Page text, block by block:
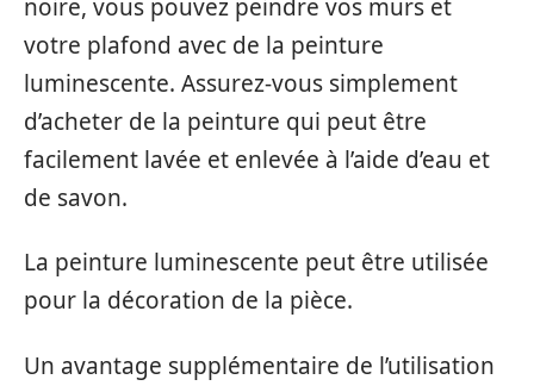
noire, vous pouvez peindre vos murs et
votre plafond avec de la peinture
luminescente. Assurez-vous simplement
d’acheter de la peinture qui peut être
facilement lavée et enlevée à l’aide d’eau et
de savon.
La peinture luminescente peut être utilisée
pour la décoration de la pièce.
Un avantage supplémentaire de l’utilisation